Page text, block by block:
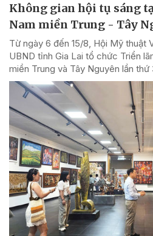
Không gian hội tụ sáng
Nam miền Trung - Tây
Từ ngày 6 đến 15/8, Hội Mỹ thuật
UBND tỉnh Gia Lai tổ chức Triển
miền Trung và Tây Nguyên lần thứ